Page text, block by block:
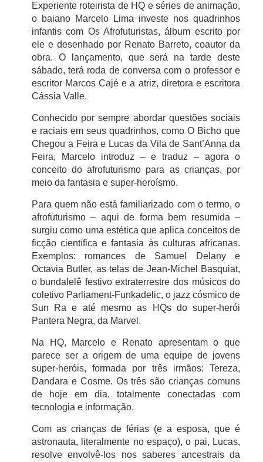
Experiente roteirista de HQ e séries de animação,
o baiano Marcelo Lima investe nos quadrinhos
infantis com Os Afrofuturistas, álbum escrito por
ele e desenhado por Renato Barreto, coautor da
obra. O lançamento, que será na tarde deste
sábado, terá roda de conversa com o professor e
escritor Marcos Cajé e a atriz, diretora e escritora
Cássia Valle.
Conhecido por sempre abordar questões sociais
e raciais em seus quadrinhos, como O Bicho que
Chegou a Feira e Lucas da Vila de Sant’Anna da
Feira, Marcelo introduz – e traduz – agora o
conceito do afrofuturismo para as crianças, por
meio da fantasia e super-heroísmo.
Para quem não está familiarizado com o termo, o
afrofuturismo – aqui de forma bem resumida –
surgiu como uma estética que aplica conceitos de
ficção científica e fantasia às culturas africanas.
Exemplos: romances de Samuel Delany e
Octavia Butler, as telas de Jean-Michel Basquiat,
o bundalelê festivo extraterrestre dos músicos do
coletivo Parliament-Funkadelic, o jazz cósmico de
Sun Ra e até mesmo as HQs do super-herói
Pantera Negra, da Marvel.
Na HQ, Marcelo e Renato apresentam o que
parece ser a origem de uma equipe de jovens
super-heróis, formada por três irmãos: Tereza,
Dandara e Cosme. Os três são crianças comuns
de hoje em dia, totalmente conectadas com
tecnologia e informação.
Com as crianças de férias (e a esposa, que é
astronauta, literalmente no espaço), o pai, Lucas,
resolve envolvê-los nos saberes ancestrais da